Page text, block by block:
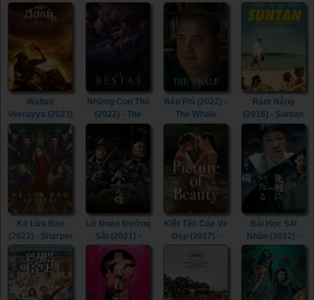
Noise (2022)
Beyond the
Universe (2022)
Affair to Forget
(2022) - Whitney
Houston: I
with Somebody
(2022)
Waltair
Veerayya (2023)
Veerayya (2023)
Những Con Thú
(2022) - The
Béo Phì (2022) -
The Whale
Rám Nắng
(2016) - Suntan
(2016)
Kẻ Lừa Đảo
(2023) - Sharper
(2023)
Lữ Đoàn Đường
Sắt (2021) -
Railway Heroes
(2021)
Kiệt Tác Của Vẻ
Đẹp (2017) -
Picture of
Bài Học Sát
Nhân (2022) -
Lesson in
Murder (2022)